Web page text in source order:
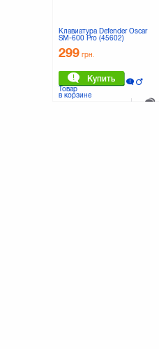
Клавиатура Defender Oscar
SM-600 Pro (45602)
299 грн.
Купить
Товар
в корзине